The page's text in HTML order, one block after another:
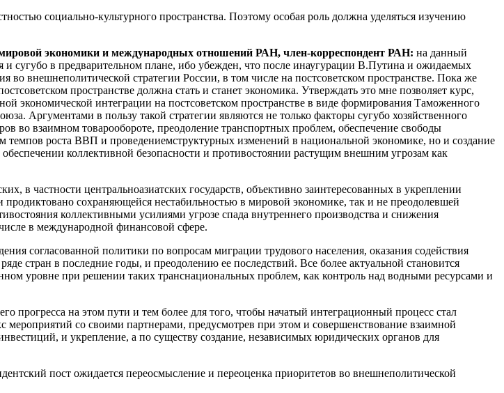
социально-культурного пространства. Поэтому особая роль должна уделяться изучению
экономики и международных отношений РАН, член-корреспондент РАН: на данный
сугубо в предварительном плане, ибо убежден, что после инаугурации В.Путина и ожидаемых
внешнеполитической стратегии России, в том числе на постсоветском пространстве. Пока же
пространстве должна стать и станет экономика. Утверждать это мне позволяет курс,
экономической интеграции на постсоветском пространстве в виде формирования Таможенного
Аргументами в пользу такой стратегии являются не только факторы сугубо хозяйственного
во взаимном товарообороте, преодоление транспортных проблем, обеспечение свободы
темпов роста ВВП и проведениемструктурных изменений в национальной экономике, но и создание
коллективной безопасности и противостоянии растущим внешним угрозам как
в частности центральноазиатских государств, объективно заинтересованных в укреплении
продиктовано сохраняющейся нестабильностью в мировой экономике, так и не преодолевшей
коллективными усилиями угрозе спада внутреннего производства и снижения
в международной финансовой сфере.
согласованной политики по вопросам миграции трудового населения, оказания содействия
стран в последние годы, и преодолению ее последствий. Все более актуальной становится
уровне при решении таких транснациональных проблем, как контроль над водными ресурсами и
прогресса на этом пути и тем более для того, чтобы начатый интеграционный процесс стал
со своими партнерами, предусмотрев при этом и совершенствование взаимной
и укрепление, а по существу создание, независимых юридических органов для
пост ожидается переосмысление и переоценка приоритетов во внешнеполитической